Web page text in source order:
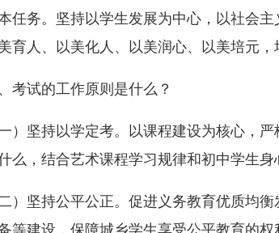
任务。坚持以学生发展为中心，以社会
育人、以美化人、以美润心、以美培元
试的工作原则是什么？
坚持以学定考。以课程建设为核心，严
么，结合艺术课程学习规律和初中学生身
坚持公平公正。促进义务教育优质均衡
等建设，保障城乡学生享受公平教育的